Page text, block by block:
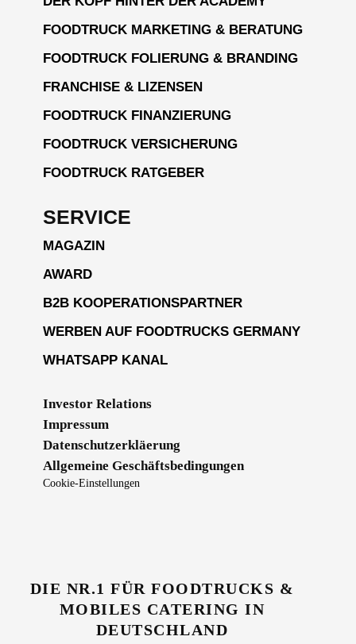
FOODTRUCK MARKETING & BERATUNG
FOODTRUCK FOLIERUNG & BRANDING
FRANCHISE & LIZENSEN
FOODTRUCK FINANZIERUNG
FOODTRUCK VERSICHERUNG
FOODTRUCK RATGEBER
SERVICE
MAGAZIN
AWARD
B2B KOOPERATIONSPARTNER
WERBEN AUF FOODTRUCKS GERMANY
WHATSAPP KANAL
Investor Relations
Impressum
Datenschutzerkläerung
Allgemeine Geschäftsbedingungen
Cookie-Einstellungen
DIE NR.1 FÜR FOODTRUCKS &
MOBILES CATERING IN
DEUTSCHLAND